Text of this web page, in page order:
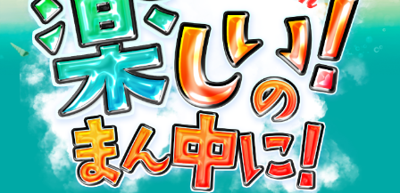
物件紹介
採用情報